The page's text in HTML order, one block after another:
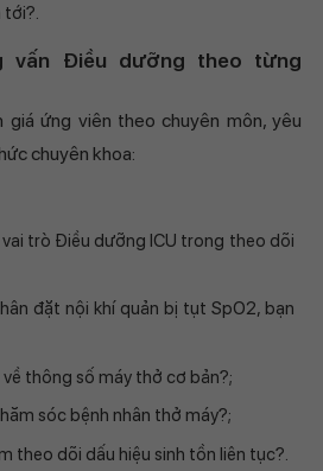
tới?.
vấn Điều dưỡng theo từng
giá ứng viên theo chuyên môn, yêu
chuyên khoa:
vai trò Điều dưỡng ICU trong theo dõi
đặt nội khí quản bị tụt SpO2, bạn
về thông số máy thở cơ bản?;
sóc bệnh nhân thở máy?;
theo dõi dấu hiệu sinh tồn liên tục?.